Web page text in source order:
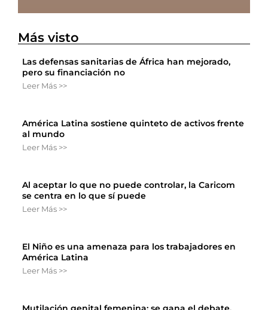
Más visto
Las defensas sanitarias de África han mejorado,
pero su financiación no
Leer Más >>
América Latina sostiene quinteto de activos frente
al mundo
Leer Más >>
Al aceptar lo que no puede controlar, la Caricom
se centra en lo que sí puede
Leer Más >>
El Niño es una amenaza para los trabajadores en
América Latina
Leer Más >>